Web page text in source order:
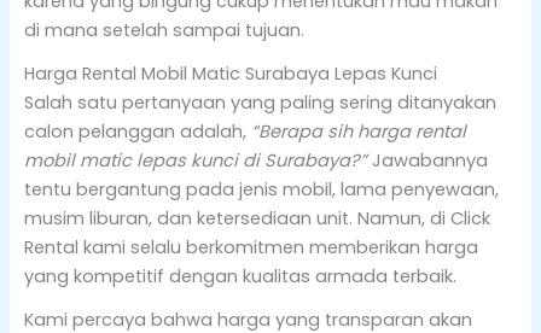
di mana setelah sampai tujuan.
Harga Rental Mobil Matic Surabaya Lepas Kunci
Salah satu pertanyaan yang paling sering ditanyakan
calon pelanggan adalah, “Berapa sih harga rental
mobil matic lepas kunci di Surabaya?”Jawabannya
tentu bergantung pada jenis mobil, lama penyewaan,
musim liburan, dan ketersediaan unit. Namun, di Click
Rental kami selalu berkomitmen memberikan harga
yang kompetitif dengan kualitas armada terbaik.
Kami percaya bahwa harga yang transparan akan